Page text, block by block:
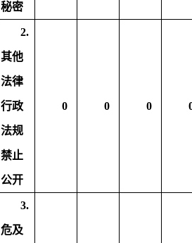
秘密
2.
其他
法律
行政
法规
禁止
公开
0 0 0
3.
危及